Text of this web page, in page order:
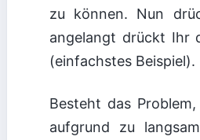
zu können. Nun
angelangt drückt Ihr
(einfachstes Beispiel).
Besteht das
aufgrund zu